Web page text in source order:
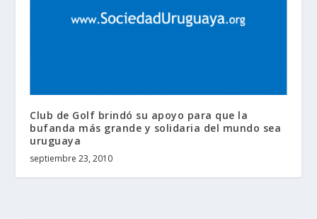
Club de Golf brindó su apoyo para que la
bufanda más grande y solidaria del mundo sea
uruguaya
septiembre 23, 2010